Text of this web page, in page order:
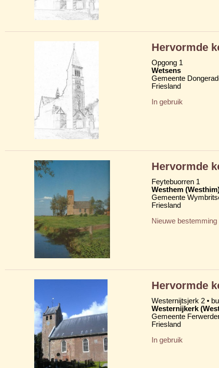
Hervormde
Opgong 1
Wetsens
Gemeente
Friesland
In gebruik
Hervormde
Feytebuorren 1
Westhem
Gemeente
Friesland
Nieuwe bestemming
Hervormde
Westernijtsjerk 2 •
Westernijkerk
Gemeente
Friesland
In gebruik